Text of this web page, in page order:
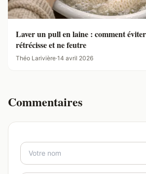
Laver un pull en laine : comment
rétrécisse et ne feutre
Théo Larivière·14 avril 2026
Commentaires